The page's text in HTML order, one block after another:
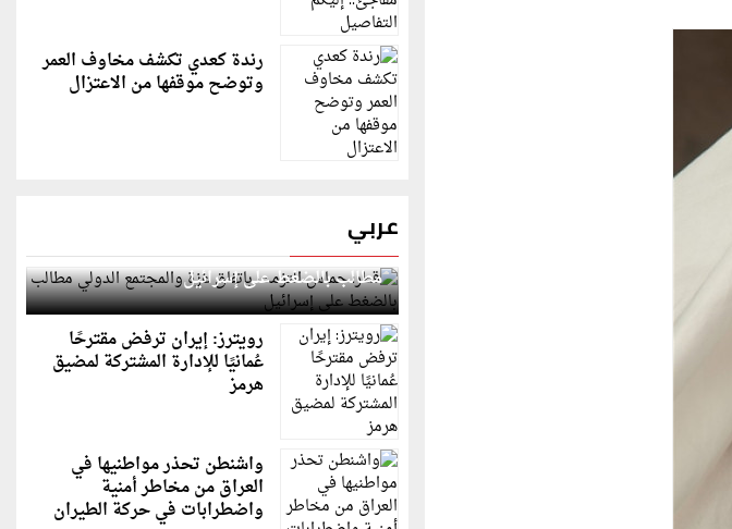
رندة كعدي تكشف مخاوف العمر
وتوضح موقفها من الاعتزال
عربي
قطر: حماس التزمت باتفاق غزة والمجتمع الدولي
مطالب بالضغط على إسرائيل
رويترز: إيران ترفض مقترحًا
عُمانيًا للإدارة المشتركة لمضيق
هرمز
واشنطن تحذر مواطنيها في
العراق من مخاطر أمنية
واضطرابات في حركة الطيران